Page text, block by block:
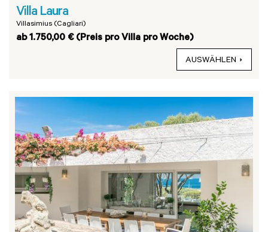
Villa Laura
Villasimius (Cagliari)
ab 1.750,00 € (Preis pro Villa pro Woche)
AUSWÄHLEN